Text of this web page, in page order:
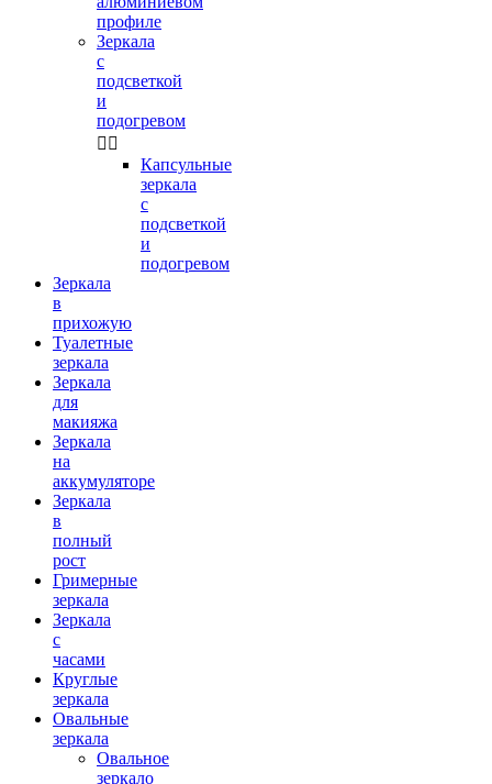
профиле
Зеркала
с
подсветкой
и
подогревом
 
Капсульные
зеркала
с
подсветкой
и
подогревом
Зеркала
в
прихожую
Туалетные
зеркала
Зеркала
для
макияжа
Зеркала
на
аккумуляторе
Зеркала
в
полный
рост
Гримерные
зеркала
Зеркала
с
часами
Круглые
зеркала
Овальные
зеркала
Овальное
зеркало